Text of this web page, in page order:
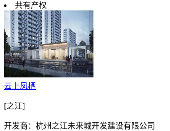
共有产权
云上凤栖
[之江]
开发商：杭州之江未来城开发建设有限公司